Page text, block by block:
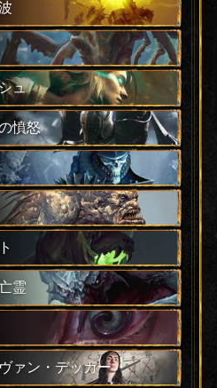
ュ
憤怒
霊
ァン・デッカー